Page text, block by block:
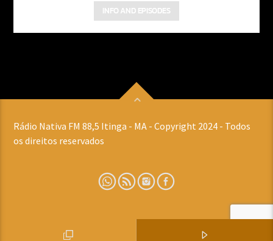
INFO AND EPISODES
Rádio Nativa FM 88,5 Itinga - MA - Copyright 2024 - Todos
os direitos reservados